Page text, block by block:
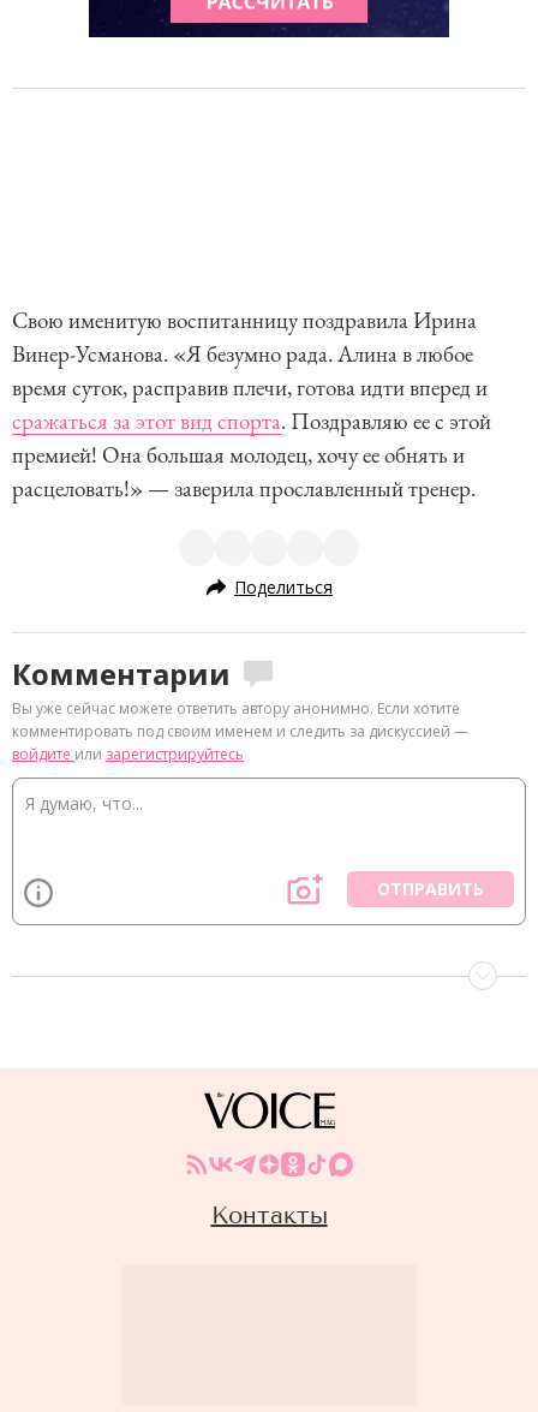
Свою именитую воспитанницу поздравила Ирина
Винер-Усманова. «Я безумно рада. Алина в любое
время суток, расправив плечи, готова идти вперед и
сражаться за этот вид спорта. Поздравляю ее с этой
премией! Она большая молодец, хочу ее обнять и
расцеловать!» — заверила прославленный тренер.
Поделиться
Комментарии
Вы уже сейчас можете ответить автору анонимно. Если хотите
комментировать под своим именем и следить за дискуссией —
войдите или зарегистрируйтесь
ОТПРАВИТЬ
Контакты